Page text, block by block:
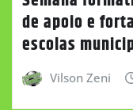
de apoio e
escolas
Vilson Zeni